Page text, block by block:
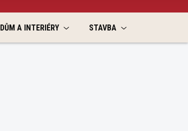
DŮM A INTERIÉRY STAVBA